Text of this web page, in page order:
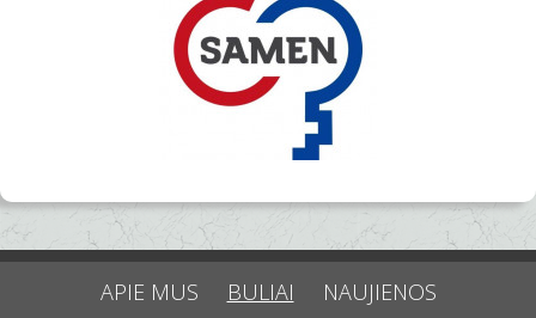
APIE MUS BULIAI NAUJIENOS